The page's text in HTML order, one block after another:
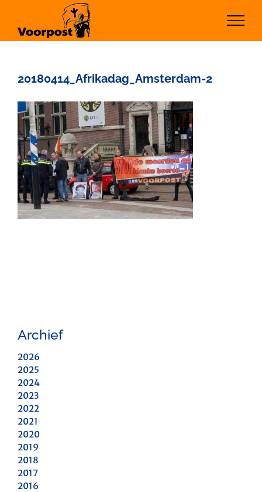
inhoud
20180414_Afrikadag_Amsterdam-2
Archief
2026
2025
2024
2023
2022
2021
2020
2019
2018
2017
2016